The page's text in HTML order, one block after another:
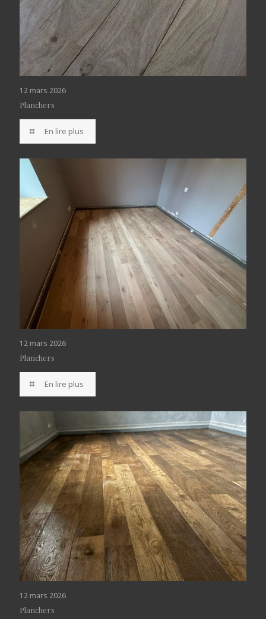
12 mars 2026
Planchers
En lire plus
12 mars 2026
Planchers
En lire plus
12 mars 2026
Planchers